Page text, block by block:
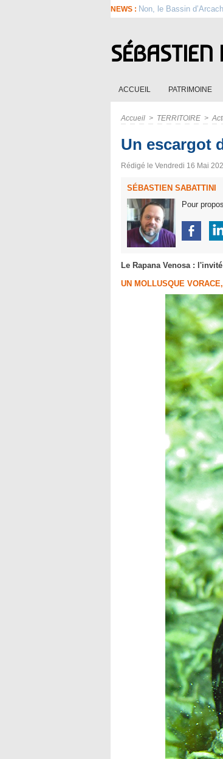
NEWS : Non, le Bassin
ACCUEIL PATRIMOINE
Accueil > TERRITOIRE >
Un escargot
Rédigé le Vendredi 16 Mai
SÉBASTIEN SABATTINI
Pour
Le Rapana Venosa :
UN MOLLUSQUE